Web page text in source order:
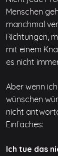
Menschen
manchmal
Richtungen,
mit einem
es nicht
Aber wenn
wünschen
nicht
Einfaches:
Ich tue das